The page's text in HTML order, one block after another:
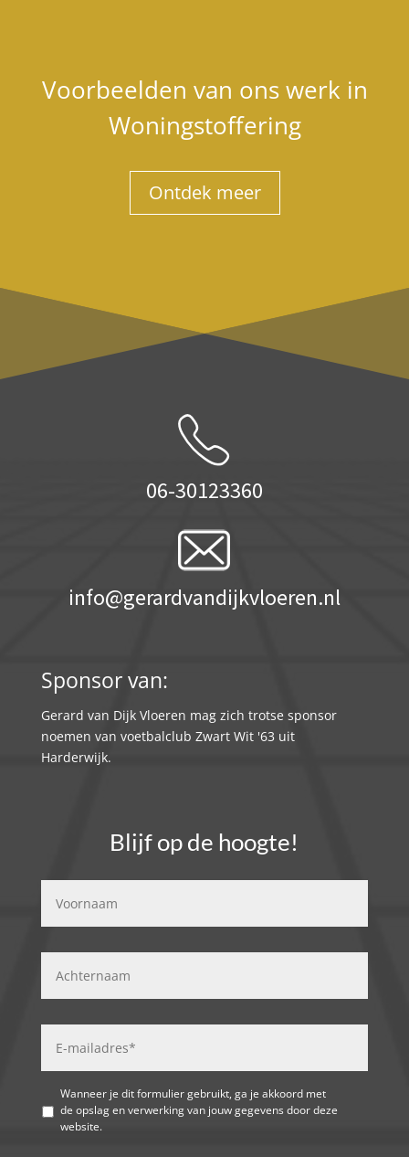
Voorbeelden van ons werk in
Woningstoffering
Ontdek meer
06-30123360
info@gerardvandijkvloeren.nl
Sponsor van:
Gerard van Dijk Vloeren mag zich trotse sponsor
noemen van voetbalclub Zwart Wit '63 uit
Harderwijk.
Blijf op de hoogte!
Wanneer je dit formulier gebruikt, ga je akkoord met
de opslag en verwerking van jouw gegevens door deze
website.